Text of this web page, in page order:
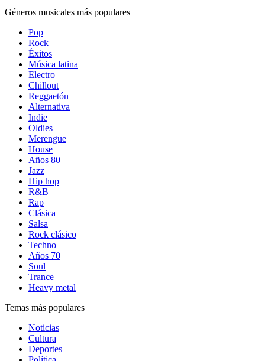
Géneros musicales más populares
Pop
Rock
Éxitos
Música latina
Electro
Chillout
Reggaetón
Alternativa
Indie
Oldies
Merengue
House
Años 80
Jazz
Hip hop
R&B
Rap
Clásica
Salsa
Rock clásico
Techno
Años 70
Soul
Trance
Heavy metal
Temas más populares
Noticias
Cultura
Deportes